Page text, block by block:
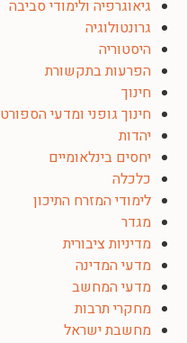
גיאוגרפיה ולימודי סביבה
גרונטולוגיה
היסטוריה
הפרעות בתקשורת
חינוך
חינוך גופני ומדעי הספורט
יהדות
יחסים בינלאומיים
כלכלה
לימודי המזרח התיכון
מגדר
מדיניות ציבורית
מדעי המדינה
מדעי המחשב
מחקרי תרבות
מחשבת ישראל